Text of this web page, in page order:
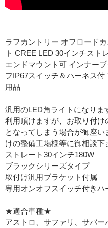
ラフカントリー オフロード
ト CREE LED 30インチスト
エンドマウント可 インナー
フIP67スイッチ＆ハーネス
用品
汎用のLED角ライトになり
利用頂けますが、お取り付
となってしまう場合が御座
けの整備工場様等に御相談下
ストレート30インチ180W
ブラックシリーズタイプ
取付け汎用ブラケット付属
専用オンオフスイッチ付きハ
★適合車種★
アストロ、サファリ、サバー